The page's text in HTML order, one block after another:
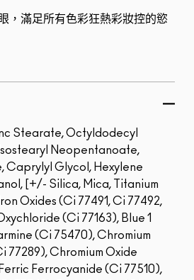
，滿足所有色彩狂熱彩妝控的慾
Stearate, Octyldodecyl
Neopentanoate,
Caprylyl Glycol, Hexylene
[+/- Silica, Mica, Titanium
Oxides (Ci 77491, Ci 77492,
(Ci 77163), Blue 1
(Ci 75470), Chromium
77289), Chromium Oxide
Ferrocyanide (Ci 77510),